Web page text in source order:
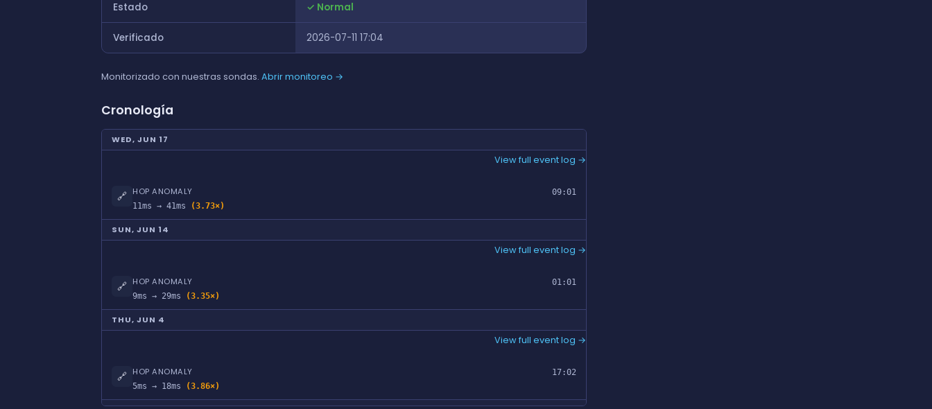
Estado ✓ Normal
Verificado 2026-07-11 17:04
Monitorizado con nuestras sondas. Abrir monitoreo →
Cronología
WED, JUN 17
View full event log →
🔗 HOP ANOMALY
11ms → 41ms (3.73×)
09:01
SUN, JUN 14
View full event log →
🔗 HOP ANOMALY
9ms → 29ms (3.35×)
01:01
THU, JUN 4
View full event log →
🔗 HOP ANOMALY
5ms → 18ms (3.86×)
17:02